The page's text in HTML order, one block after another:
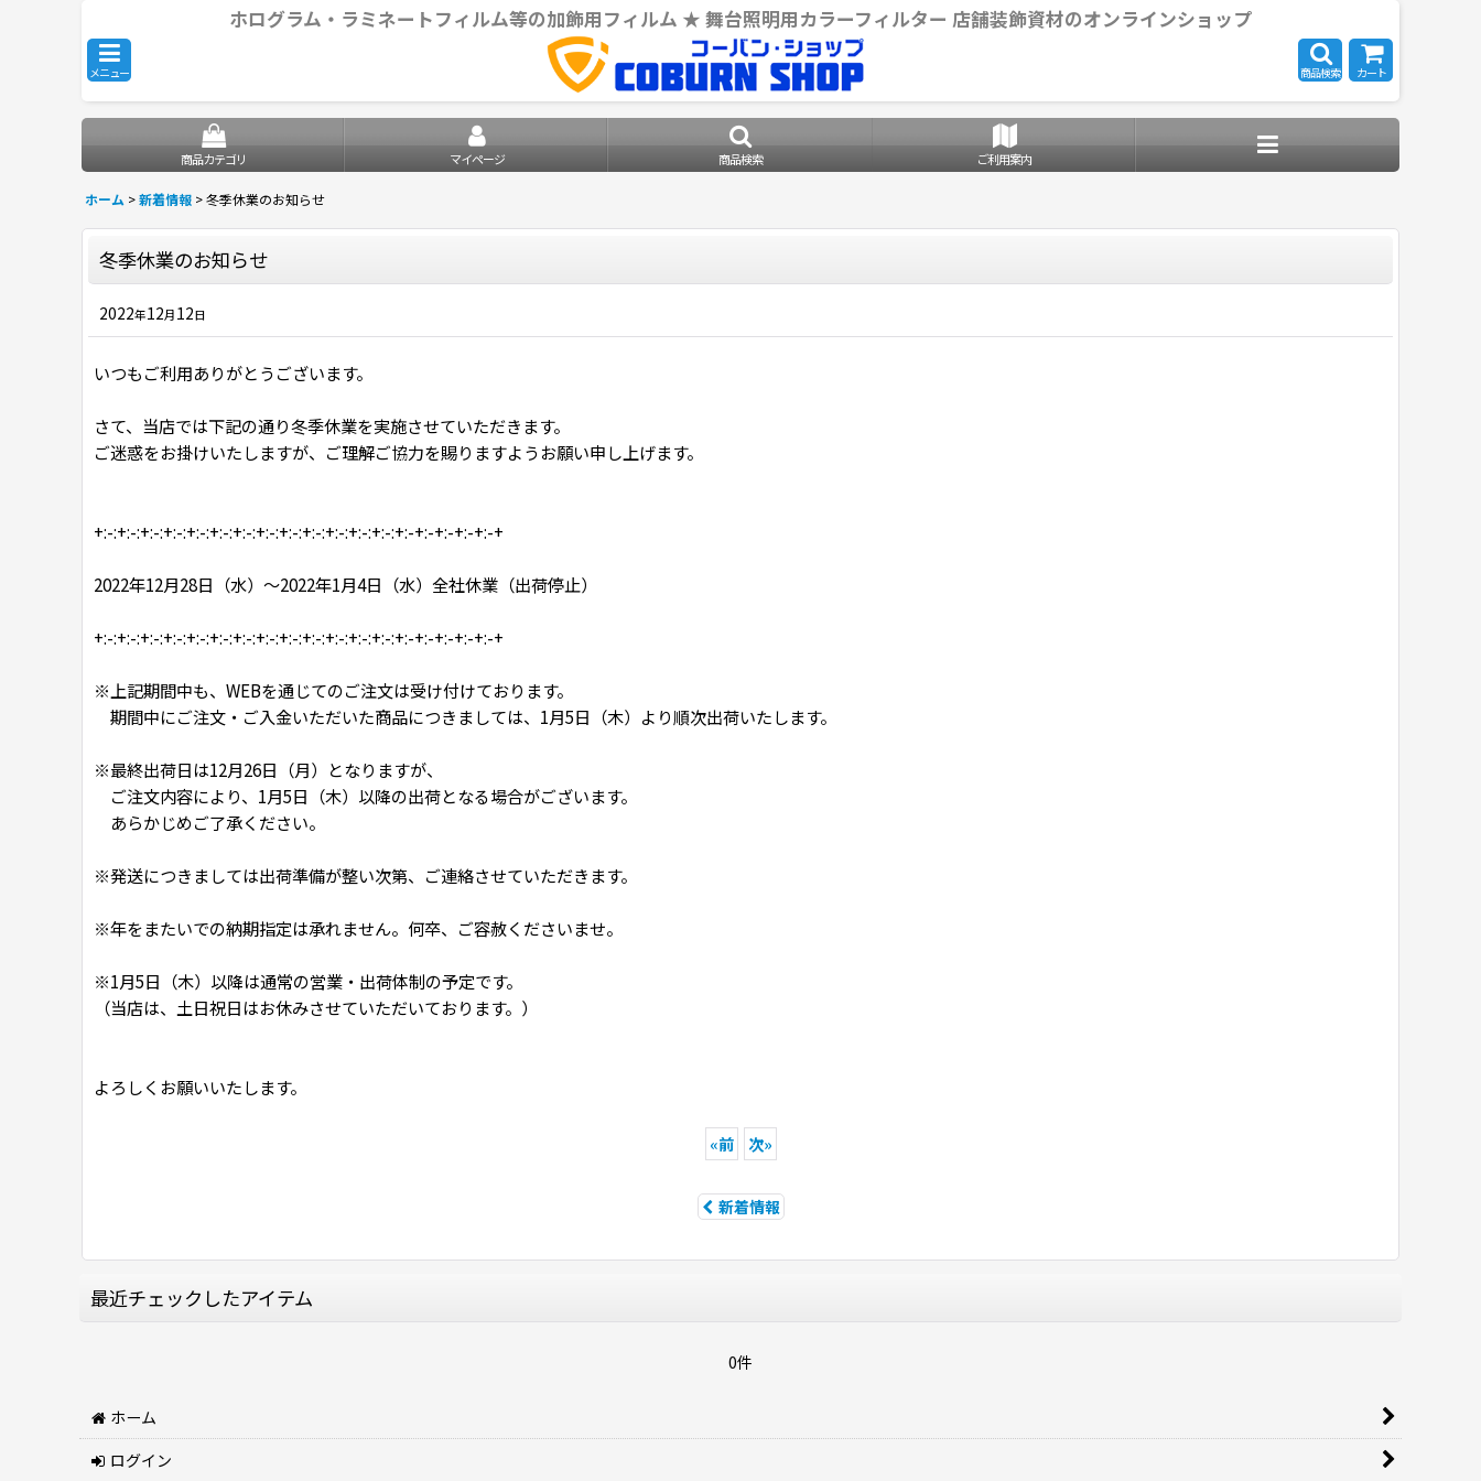
ホログラム・ラミネートフィルム等の加飾用フィルム ★ 舞台照明用カラーフィルター 店舗装飾資材のオンラインショップ
メニュー 商品検索 カート
商品カテゴリ マイページ 商品検索 ご利用案内
ホーム >新着情報 >冬季休業のお知らせ
冬季休業のお知らせ
2022年12月12日
いつもご利用ありがとうございます。
さて、当店では下記の通り冬季休業を実施させていただきます。
ご迷惑をお掛けいたしますが、ご理解ご協力を賜りますようお願い申し上げます。
+:-:+:-:+:-:+:-:+:-:+:-:+:-:+:-:+:-:+:-:+:-:+:-:+:-:+:-+:-+:-+:-+:-+
2022年12月28日（水）～2022年1月4日（水）全社休業（出荷停止）
+:-:+:-:+:-:+:-:+:-:+:-:+:-:+:-:+:-:+:-:+:-:+:-:+:-:+:-+:-+:-+:-+:-+
※上記期間中も、WEBを通じてのご注文は受け付けております。
期間中にご注文・ご入金いただいた商品につきましては、1月5日（木）より順次出荷いたします。
※最終出荷日は12月26日（月）となりますが、
ご注文内容により、1月5日（木）以降の出荷となる場合がございます。
あらかじめご了承ください。
※発送につきましては出荷準備が整い次第、ご連絡させていただきます。
※年をまたいでの納期指定は承れません。何卒、ご容赦くださいませ。
※1月5日（木）以降は通常の営業・出荷体制の予定です。
（当店は、土日祝日はお休みさせていただいております。）
よろしくお願いいたします。
«前 次»
新着情報
最近チェックしたアイテム
0件
ホーム
ログイン